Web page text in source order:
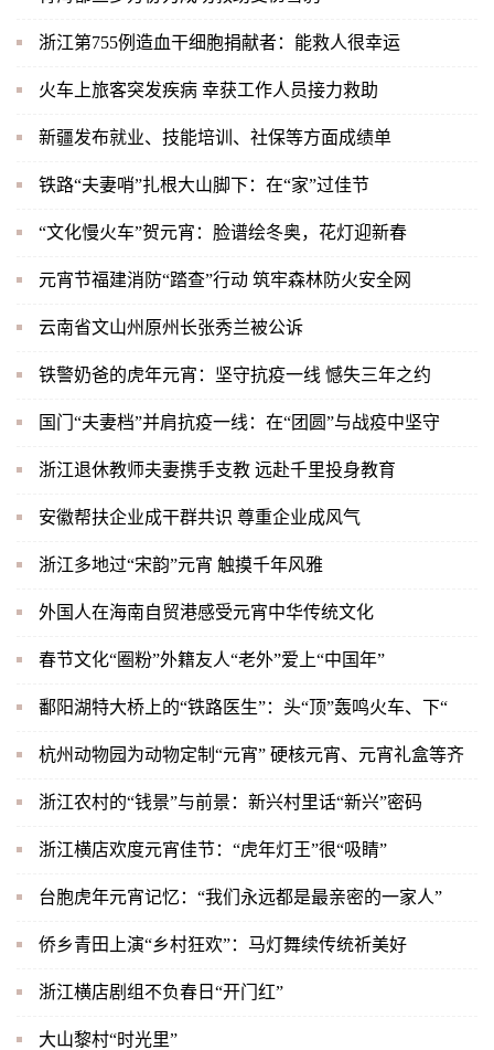
浙江第755例造血干细胞捐献者：能救人很幸运
火车上旅客突发疾病 幸获工作人员接力救助
新疆发布就业、技能培训、社保等方面成绩单
铁路“夫妻哨”扎根大山脚下：在“家”过佳节
“文化慢火车”贺元宵：脸谱绘冬奥，花灯迎新春
元宵节福建消防“踏查”行动 筑牢森林防火安全网
云南省文山州原州长张秀兰被公诉
铁警奶爸的虎年元宵：坚守抗疫一线 憾失三年之约
国门“夫妻档”并肩抗疫一线：在“团圆”与战疫中坚守
浙江退休教师夫妻携手支教 远赴千里投身教育
安徽帮扶企业成干群共识 尊重企业成风气
浙江多地过“宋韵”元宵 触摸千年风雅
外国人在海南自贸港感受元宵中华传统文化
春节文化“圈粉”外籍友人“老外”爱上“中国年”
鄱阳湖特大桥上的“铁路医生”：头“顶”轰鸣火车、下“
杭州动物园为动物定制“元宵” 硬核元宵、元宵礼盒等齐
浙江农村的“钱景”与前景：新兴村里话“新兴”密码
浙江横店欢度元宵佳节：“虎年灯王”很“吸睛”
台胞虎年元宵记忆：“我们永远都是最亲密的一家人”
侨乡青田上演“乡村狂欢”：马灯舞续传统祈美好
浙江横店剧组不负春日“开门红”
大山黎村“时光里”